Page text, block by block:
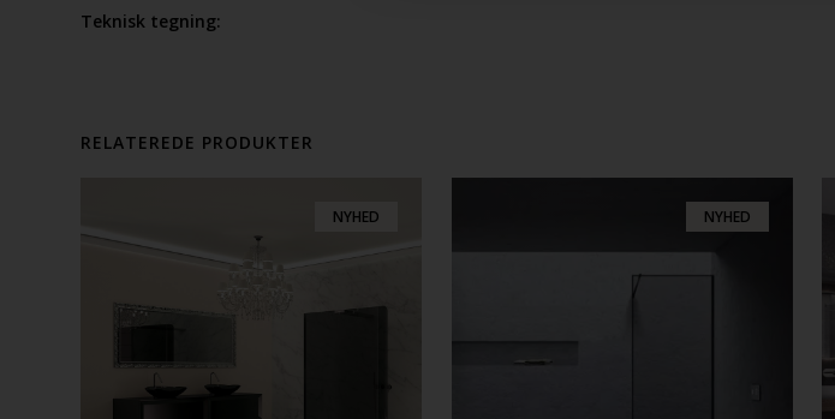
Teknisk tegning:
RELATEREDE PRODUKTER
NYHED NYHED